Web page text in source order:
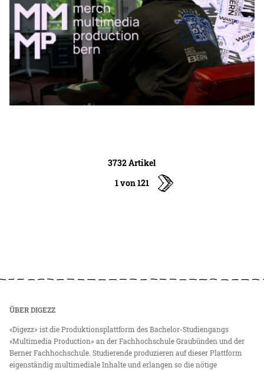
3732 Artikel
1 von 121
ÜBER DIGEZZ
«Digezz» ist die Produktionsplattform des Bachelor-Studiengangs
«Multimedia Production» an der Fachhochschule Graubünden und der
Berner Fachhochschule. Studierende produzieren auf dieser Plattform
eigenständig multimediale Inhalte und erlangen so die nötige